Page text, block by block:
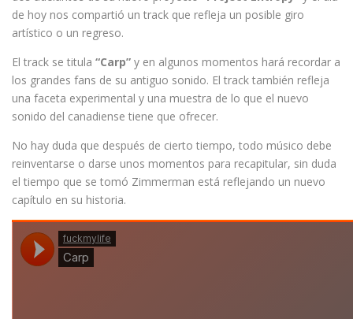
de hoy nos compartió un track que refleja un posible giro
artístico o un regreso.
El track se titula “Carp” y en algunos momentos hará recordar a
los grandes fans de su antiguo sonido. El track también refleja
una faceta experimental y una muestra de lo que el nuevo
sonido del canadiense tiene que ofrecer.
No hay duda que después de cierto tiempo, todo músico debe
reinventarse o darse unos momentos para recapitular, sin duda
el tiempo que se tomó Zimmerman está reflejando un nuevo
capítulo en su historia.